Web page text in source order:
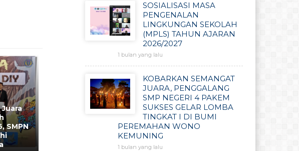
SMPN
SOSIALISASI MASA
PENGENALAN
LINGKUNGAN SEKOLAH
(MPLS) TAHUN AJARAN
2026/2027
1 bulan yang lalu
KOBARKAN SEMANGAT
JUARA, PENGGALANG
SMP NEGERI 4 PAKEM
SUKSES GELAR LOMBA
TINGKAT I DI BUMI
PEREMAHAN WONO
KEMUNING
1 bulan yang lalu